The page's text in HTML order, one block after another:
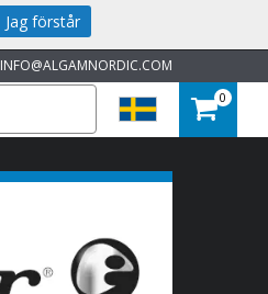
INFO@ALGAMNORDIC.COM
0
Jag förstår